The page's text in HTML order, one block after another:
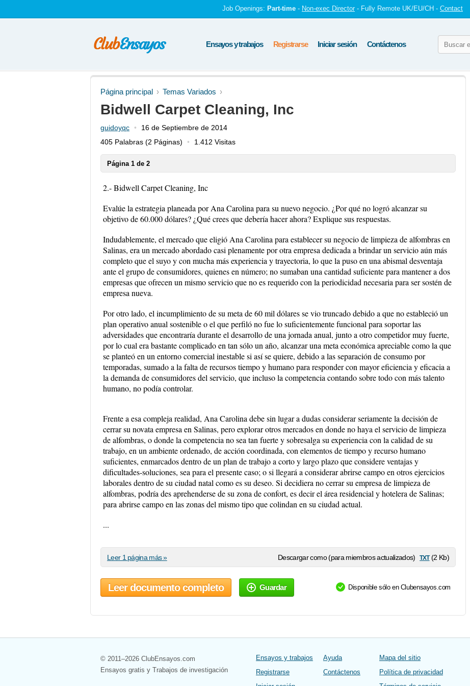
Job Openings: Part-time - Non-exec Director - Fully Remote UK/EU/CH - Contact
Ensayos y trabajos Registrarse Iniciar sesión Contáctenos
Página principal Temas Variados
Bidwell Carpet Cleaning, Inc
guidoyqc
16 de Septiembre de 2014
405 Palabras (2 Páginas) 1.412 Visitas
Página 1 de 2
2.- Bidwell Carpet Cleaning, Inc
Evalúe la estrategia planeada por Ana Carolina para su nuevo negocio. ¿Por qué no logró alcanzar su
objetivo de 60.000 dólares? ¿Qué crees que debería hacer ahora? Explique sus respuestas.
Indudablemente, el mercado que eligió Ana Carolina para establecer su negocio de limpieza de alfombras en
Salinas, era un mercado abordado casi plenamente por otra empresa dedicada a brindar un servicio aún más
completo que el suyo y con mucha más experiencia y trayectoria, lo que la puso en una abismal desventaja
ante el grupo de consumidores, quienes en número; no sumaban una cantidad suficiente para mantener a dos
empresas que ofrecen un mismo servicio que no es requerido con la periodicidad necesaria para ser sostén de
empresa nueva.
Por otro lado, el incumplimiento de su meta de 60 mil dólares se vio truncado debido a que no estableció un
plan operativo anual sostenible o el que perfiló no fue lo suficientemente funcional para soportar las
adversidades que encontraría durante el desarrollo de una jornada anual, junto a otro competidor muy fuerte,
por lo cual era bastante complicado en tan sólo un año, alcanzar una meta económica apreciable como la que
se planteó en un entorno comercial inestable si así se quiere, debido a las separación de consumo por
temporadas, sumado a la falta de recursos tiempo y humano para responder con mayor eficiencia y eficacia a
la demanda de consumidores del servicio, que incluso la competencia contando sobre todo con más talento
humano, no podía controlar.
Frente a esa compleja realidad, Ana Carolina debe sin lugar a dudas considerar seriamente la decisión de
cerrar su novata empresa en Salinas, pero explorar otros mercados en donde no haya el servicio de limpieza
de alfombras, o donde la competencia no sea tan fuerte y sobresalga su experiencia con la calidad de su
trabajo, en un ambiente ordenado, de acción coordinada, con elementos de tiempo y recurso humano
suficientes, enmarcados dentro de un plan de trabajo a corto y largo plazo que considere ventajas y
dificultades-soluciones, sea para el presente caso; o si llegará a considerar abrirse campo en otros ejercicios
laborales dentro de su ciudad natal como es su deseo. Si decidiera no cerrar su empresa de limpieza de
alfombras, podría des aprehenderse de su zona de confort, es decir el área residencial y hotelera de Salinas;
para abrirse campo en las zonas del mismo tipo que colindan en su ciudad actual.
...
Descargar como (para miembros actualizados) txt(2 Kb)
Leer 1 página más »
Leer documento completo Guardar Disponible sólo en Clubensayos.com
© 2011–2026 ClubEnsayos.com
Ensayos gratis y Trabajos de investigación
Ensayos y trabajos
Registrarse
Ayuda
Contáctenos
Mapa del sitio
Política de privacidad